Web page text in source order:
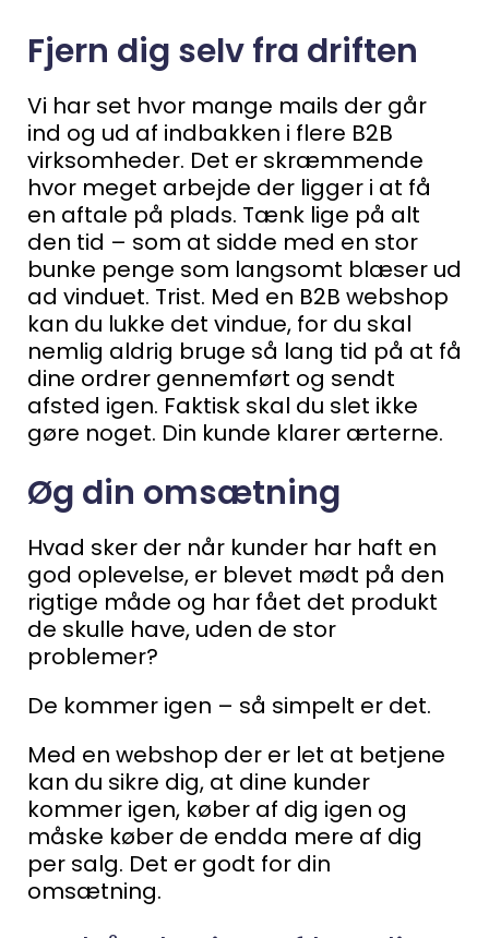
Fjern dig selv fra driften
Vi har set hvor mange mails der går
ind og ud af indbakken i flere B2B
virksomheder. Det er skræmmende
hvor meget arbejde der ligger i at få
en aftale på plads. Tænk lige på alt
den tid – som at sidde med en stor
bunke penge som langsomt blæser ud
ad vinduet. Trist. Med en B2B webshop
kan du lukke det vindue, for du skal
nemlig aldrig bruge så lang tid på at få
dine ordrer gennemført og sendt
afsted igen. Faktisk skal du slet ikke
gøre noget. Din kunde klarer ærterne.
Øg din omsætning
Hvad sker der når kunder har haft en
god oplevelse, er blevet mødt på den
rigtige måde og har fået det produkt
de skulle have, uden de stor
problemer?
De kommer igen – så simpelt er det.
Med en webshop der er let at betjene
kan du sikre dig, at dine kunder
kommer igen, køber af dig igen og
måske køber de endda mere af dig
per salg. Det er godt for din
omsætning.